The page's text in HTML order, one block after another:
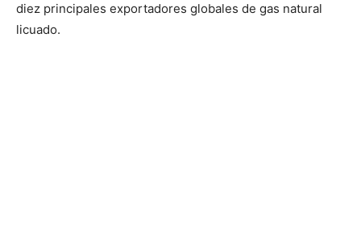
diez principales exportadores globales de gas natural
licuado.